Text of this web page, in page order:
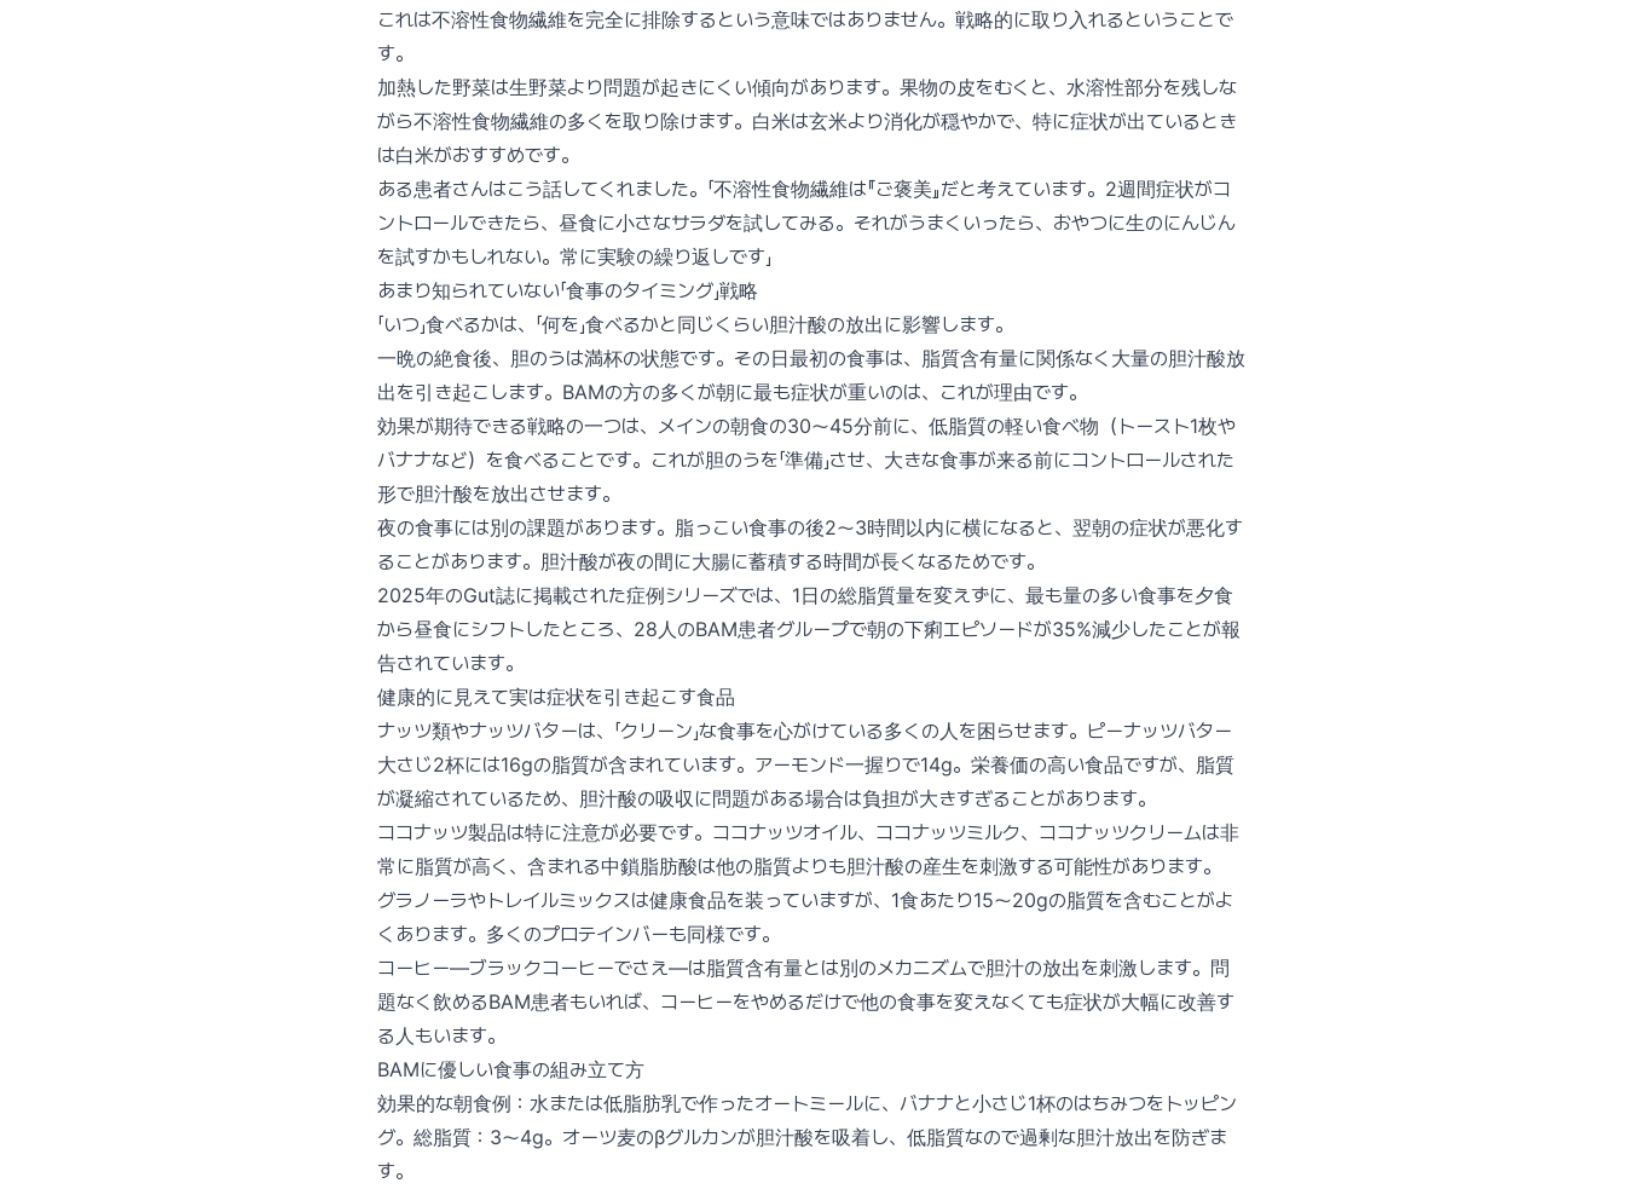
これは不溶性食物繊維を完全に排除するという意味ではありません。戦略的に取り入れるということで
す。
加熱した野菜は生野菜より問題が起きにくい傾向があります。果物の皮をむくと、水溶性部分を残しな
がら不溶性食物繊維の多くを取り除けます。白米は玄米より消化が穏やかで、特に症状が出ているとき
は白米がおすすめです。
ある患者さんはこう話してくれました。「不溶性食物繊維は『ご褒美』だと考えています。2週間症状がコ
ントロールできたら、昼食に小さなサラダを試してみる。それがうまくいったら、おやつに生のにんじん
を試すかもしれない。常に実験の繰り返しです」
あまり知られていない「食事のタイミング」戦略
「いつ」食べるかは、「何を」食べるかと同じくらい胆汁酸の放出に影響します。
一晩の絶食後、胆のうは満杯の状態です。その日最初の食事は、脂質含有量に関係なく大量の胆汁酸放
出を引き起こします。BAMの方の多くが朝に最も症状が重いのは、これが理由です。
効果が期待できる戦略の一つは、メインの朝食の30〜45分前に、低脂質の軽い食べ物（トースト1枚や
バナナなど）を食べることです。これが胆のうを「準備」させ、大きな食事が来る前にコントロールされた
形で胆汁酸を放出させます。
夜の食事には別の課題があります。脂っこい食事の後2〜3時間以内に横になると、翌朝の症状が悪化す
ることがあります。胆汁酸が夜の間に大腸に蓄積する時間が長くなるためです。
2025年のGut誌に掲載された症例シリーズでは、1日の総脂質量を変えずに、最も量の多い食事を夕食
から昼食にシフトしたところ、28人のBAM患者グループで朝の下痢エピソードが35%減少したことが報
告されています。
健康的に見えて実は症状を引き起こす食品
ナッツ類やナッツバターは、「クリーン」な食事を心がけている多くの人を困らせます。ピーナッツバター
大さじ2杯には16gの脂質が含まれています。アーモンド一握りで14g。栄養価の高い食品ですが、脂質
が凝縮されているため、胆汁酸の吸収に問題がある場合は負担が大きすぎることがあります。
ココナッツ製品は特に注意が必要です。ココナッツオイル、ココナッツミルク、ココナッツクリームは非
常に脂質が高く、含まれる中鎖脂肪酸は他の脂質よりも胆汁酸の産生を刺激する可能性があります。
グラノーラやトレイルミックスは健康食品を装っていますが、1食あたり15〜20gの脂質を含むことがよ
くあります。多くのプロテインバーも同様です。
コーヒー—ブラックコーヒーでさえ—は脂質含有量とは別のメカニズムで胆汁の放出を刺激します。問
題なく飲めるBAM患者もいれば、コーヒーをやめるだけで他の食事を変えなくても症状が大幅に改善す
る人もいます。
BAMに優しい食事の組み立て方
効果的な朝食例：水または低脂肪乳で作ったオートミールに、バナナと小さじ1杯のはちみつをトッピン
グ。総脂質：3〜4g。オーツ麦のβグルカンが胆汁酸を吸着し、低脂質なので過剰な胆汁放出を防ぎま
す。